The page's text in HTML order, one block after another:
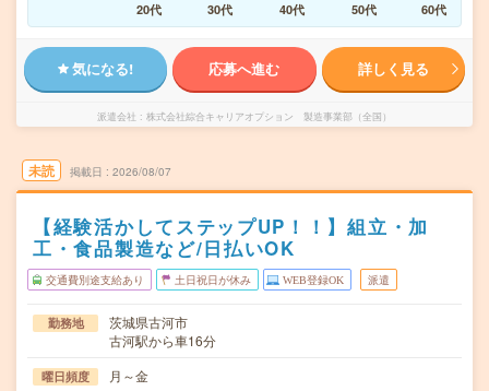
20代
30代 40代 50代 60代
気になる! 応募へ進む 詳しく見る
派遣会社 株式会社綜合キャリアオプション 製造事業部（全国）
未読 掲載日 2026/08/07
【経験活かしてステップUP！！】組立・加
工・食品製造など/日払いOK
交通費別途支給あり 土日祝日が休み WEB登録OK 派遣
勤務地
茨城県古河市
古河駅から車16分
曜日頻度 月～金